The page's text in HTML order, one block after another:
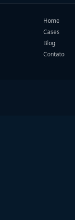
Home
Cases
Blog
Contato